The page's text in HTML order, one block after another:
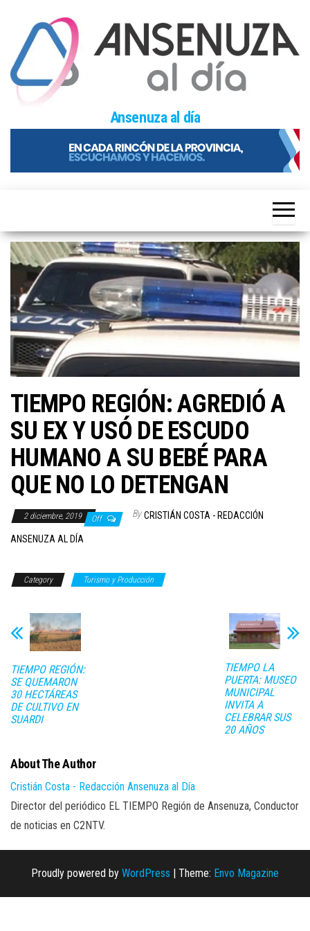
content
Ansenuza al día
TIEMPO REGIÓN: AGREDIÓ A
SU EX Y USÓ DE ESCUDO
HUMANO A SU BEBÉ PARA
QUE NO LO DETENGAN
2 diciembre, 2019 Off By CRISTIÁN COSTA - REDACCIÓN
ANSENUZA AL DÍA
Category Turismo y Producción
TIEMPO REGIÓN:
SE QUEMARON
30 HECTÁREAS
DE CULTIVO EN
SUARDI
TIEMPO LA
PUERTA: MUSEO
MUNICIPAL
INVITA A
CELEBRAR SUS
20 AÑOS
About The Author
Cristián Costa - Redacción Ansenuza al Día
Director del periódico EL TIEMPO Región de Ansenuza, Conductor
de noticias en C2NTV.
Proudly powered by WordPress | Theme: Envo Magazine